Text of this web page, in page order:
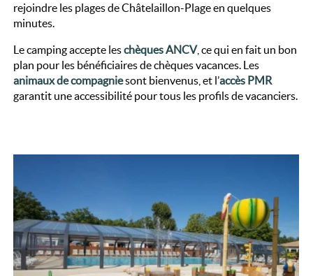
rejoindre les plages de Châtelaillon-Plage en quelques
minutes.
Le camping accepte leschèques ANCV, ce qui en fait un bon
plan pour les bénéficiaires de chèques vacances. Les
animaux de compagniesont bienvenus, et l’accès PMR
garantit une accessibilité pour tous les profils de vacanciers.